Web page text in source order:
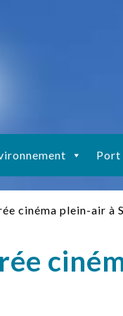
Port
cinéma plein-air à